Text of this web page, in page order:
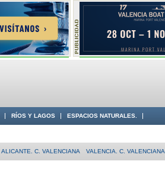
RÍOS Y LAGOS ESPACIOS NATURALES.
ALICANTE. C. VALENCIANA VALENCIA. C. VALENCIANA